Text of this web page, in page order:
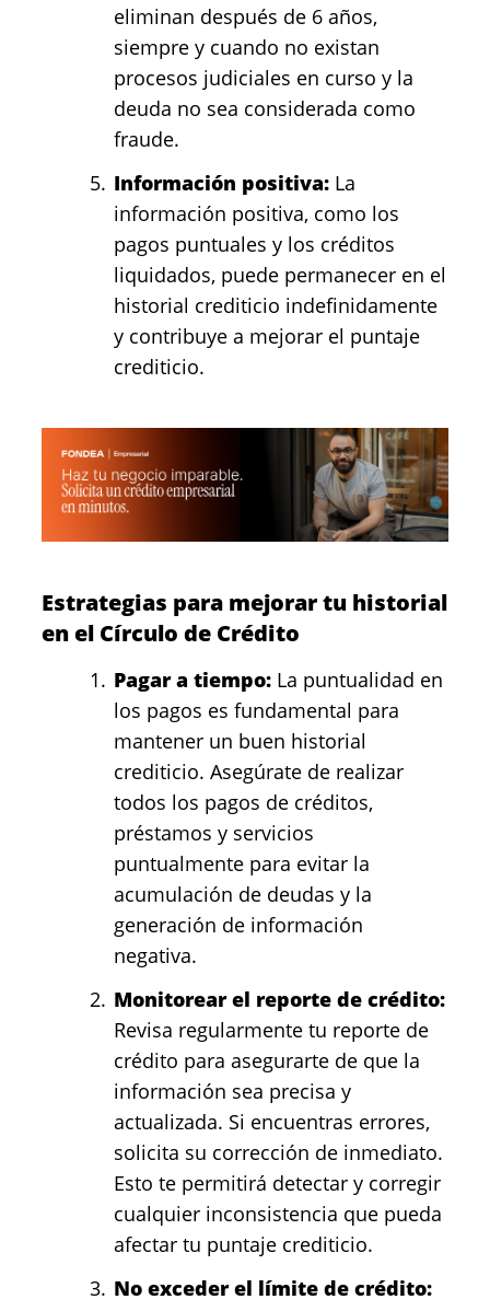
eliminan después de 6 años,
siempre y cuando no existan
procesos judiciales en curso y la
deuda no sea considerada como
fraude.
Información positiva: La
información positiva, como los
pagos puntuales y los créditos
liquidados, puede permanecer en el
historial crediticio indefinidamente
y contribuye a mejorar el puntaje
crediticio.
Estrategias para mejorar tu historial
en el Círculo de Crédito
Pagar a tiempo: La puntualidad en
los pagos es fundamental para
mantener un buen historial
crediticio. Asegúrate de realizar
todos los pagos de créditos,
préstamos y servicios
puntualmente para evitar la
acumulación de deudas y la
generación de información
negativa.
Monitorear el reporte de crédito:
Revisa regularmente tu reporte de
crédito para asegurarte de que la
información sea precisa y
actualizada. Si encuentras errores,
solicita su corrección de inmediato.
Esto te permitirá detectar y corregir
cualquier inconsistencia que pueda
afectar tu puntaje crediticio.
No exceder el límite de crédito: